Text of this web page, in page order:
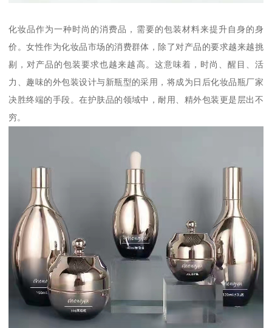
化妆品作为一种时尚的消费品，需要的包装材料来提升自身的身
价。女性作为化妆品市场的消费群体，除了对产品的要求越来越挑
剔，对产品的包装要求也越来越高。这意味着，时尚、醒目、活
力、趣味的外包装设计与新瓶型的采用，将成为日后化妆品瓶厂家
决胜终端的手段。在护肤品的领域中，耐用、精外包装更是层出不
穷。